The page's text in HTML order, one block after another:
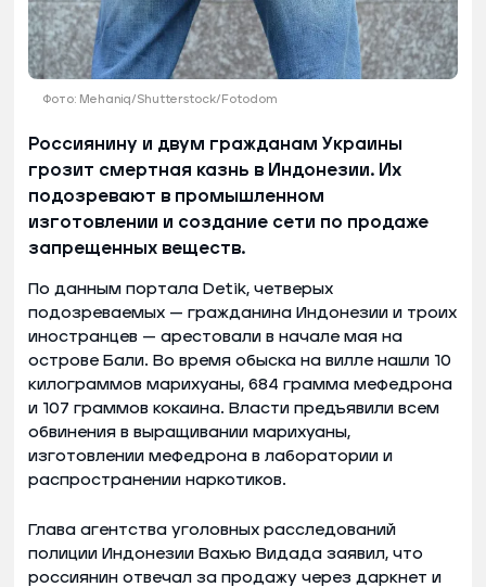
Фото: Mehaniq/Shutterstock/Fotodom
Россиянину и двум гражданам Украины
грозит смертная казнь в Индонезии. Их
подозревают в промышленном
изготовлении и создание сети по продаже
запрещенных веществ.
По данным портала Detik, четверых
подозреваемых — гражданина Индонезии и троих
иностранцев — арестовали в начале мая на
острове Бали. Во время обыска на вилле нашли 10
килограммов марихуаны, 684 грамма мефедрона
и 107 граммов кокаина. Власти предъявили всем
обвинения в выращивании марихуаны,
изготовлении мефедрона в лаборатории и
распространении наркотиков.
Глава агентства уголовных расследований
полиции Индонезии Вахью Видада заявил, что
россиянин отвечал за продажу через даркнет и